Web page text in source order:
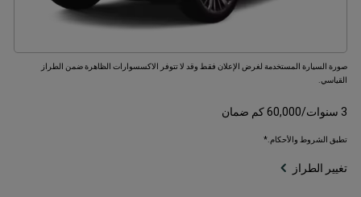
صورة السيارة المستخدمة لغرض الإعلان فقط وقد لا تتوفر الاكسسوارات الظاهرة ضمن الطراز
القياسي.
3 سنوات/60,000 كم ضمان
تطبق الشروط والأحكام.*
تغيير الطراز